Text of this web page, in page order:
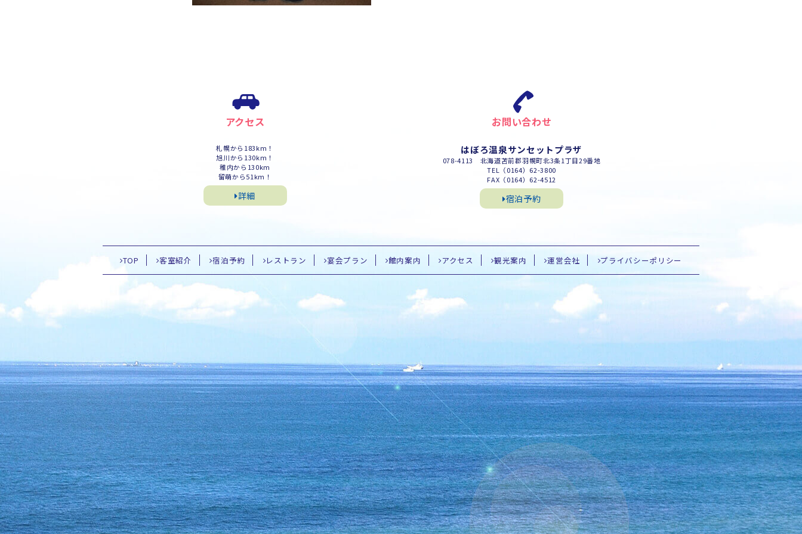
アクセス
札幌から183km！
旭川から130km！
稚内から130km
留萌から51km！
詳細
お問い合わせ
はぼろ温泉サンセットプラザ
078-4113 北海道苫前郡羽幌町北3条1丁目29番地
TEL（0164）62-3800
FAX（0164）62-4512
宿泊予約
TOP 客室紹介 宿泊予約 レストラン 宴会プラン 館内案内 アクセス 観光案内 運営会社 プライバシーポリシー